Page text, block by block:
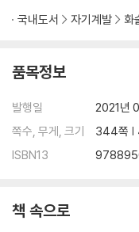
국내도서 자기계발 화
품목정보
발행일
2021년
쪽수, 무게, 크기
344쪽 |
ISBN13
책 속으로